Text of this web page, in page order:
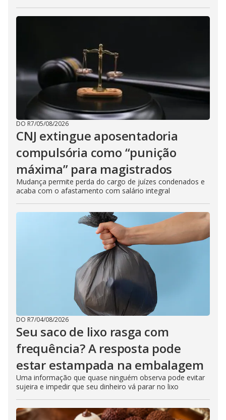
DO R7/05/08/2026
CNJ extingue aposentadoria
compulsória como “punição
máxima” para magistrados
Mudança permite perda do cargo de juízes condenados e
acaba com o afastamento com salário integral
DO R7/04/08/2026
Seu saco de lixo rasga com
frequência? A resposta pode
estar estampada na embalagem
Uma informação que quase ninguém observa pode evitar
sujeira e impedir que seu dinheiro vá parar no lixo